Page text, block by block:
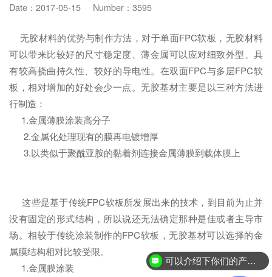
Date：2017-05-15 Number：3595
无胶材料的优势与制作方法，对于单面FPC软板，无胶材料
可以带来比较好的尺寸稳定度、薄金属可以应对细致外型、具
有较高挠曲持久性、较好的导电性。在双面FPC与多层FPC软
板，相对增加的好处会少一点。无胶基材主要是以三种方法进
行制造：
1.金属薄膜涂装高分子
2.金属化处理现有的膜再电镀增厚
3.以类似于聚酰亚胺的黏着剂连接金属薄膜到载体膜上
这些是基于传统FPC软板所发展出来的技术，到目前为止并
没有固定的形式结构，所以说还无法确定那种是佳或者主导市
场。相较于传统涂装制作的FPC软板，无胶基材可以选择的金
属膜结构相对比较受限。
1.金属膜涂装
可以介绍下你们的产品么？